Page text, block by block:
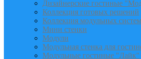
Дизайнерские гостиные
Коллекция готовых решений
Коллекция модульных систем
Мини стенки
Модули
Модульная стенка для
Модульные гостиные "Лайк"